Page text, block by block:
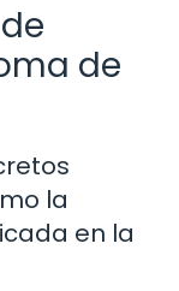
de
la
en la